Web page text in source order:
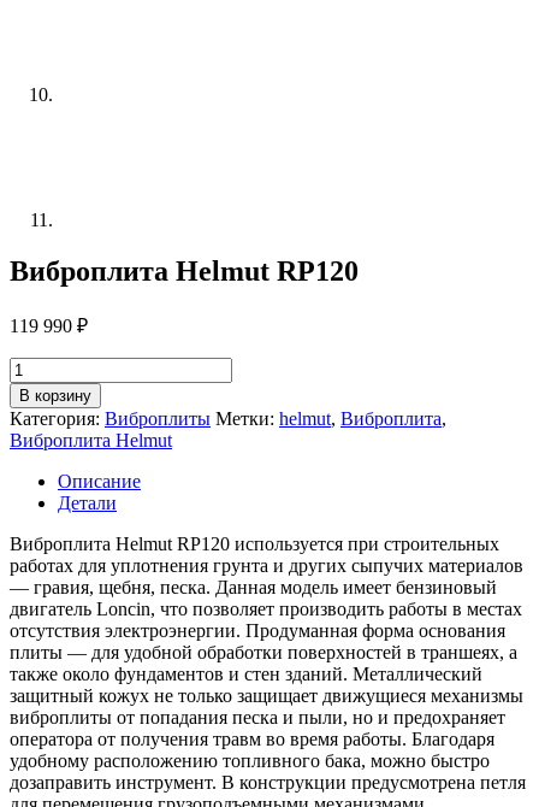
Виброплита Helmut RP120
119 990 ₽
Количество
товара
Виброплита
Helmut
RP120
В корзину
Категория: Виброплиты Метки: helmut, Виброплита,
Виброплита Helmut
Описание
Детали
Виброплита Helmut RP120 используется при строительных
работах для уплотнения грунта и других сыпучих материалов
— гравия, щебня, песка. Данная модель имеет бензиновый
двигатель Loncin, что позволяет производить работы в местах
отсутствия электроэнергии. Продуманная форма основания
плиты — для удобной обработки поверхностей в траншеях, а
также около фундаментов и стен зданий. Металлический
защитный кожух не только защищает движущиеся механизмы
виброплиты от попадания песка и пыли, но и предохраняет
оператора от получения травм во время работы. Благодаря
удобному расположению топливного бака, можно быстро
дозаправить инструмент. В конструкции предусмотрена петля